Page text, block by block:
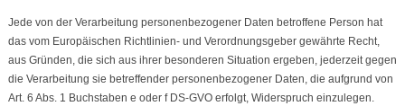
Jede von der Verarbeitung personenbezogener Daten betroffene Person hat
das vom Europäischen Richtlinien- und Verordnungsgeber gewährte Recht,
aus Gründen, die sich aus ihrer besonderen Situation ergeben, jederzeit gegen
die Verarbeitung sie betreffender personenbezogener Daten, die aufgrund von
Art. 6 Abs. 1 Buchstaben e oder f DS-GVO erfolgt, Widerspruch einzulegen.